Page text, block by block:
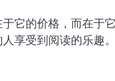
它的价格，而在于
享受到阅读的乐趣。